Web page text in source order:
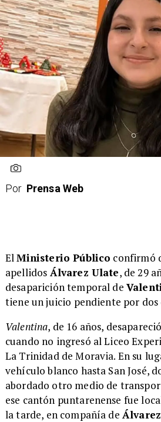
Por Prensa Web
ElMinisterio Público confirmó
apellidos Álvarez Ulate, de 29
desaparición temporal de
tiene un juicio pendiente por
Valentina, de 16 años,
cuando no ingresó al Liceo
La Trinidad de Moravia. En su
vehículo blanco hasta San José,
abordado otro medio de
ese cantón puntarenense fue
la tarde, en compañía de Álvarez